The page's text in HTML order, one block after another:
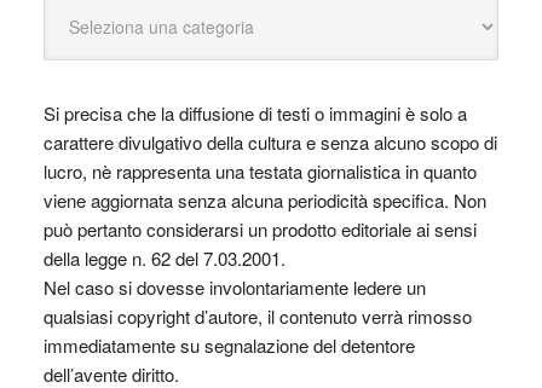
Si precisa che la diffusione di testi o immagini è solo a
carattere divulgativo della cultura e senza alcuno scopo di
lucro, nè rappresenta una testata giornalistica in quanto
viene aggiornata senza alcuna periodicità specifica. Non
può pertanto considerarsi un prodotto editoriale ai sensi
della legge n. 62 del 7.03.2001.
Nel caso si dovesse involontariamente ledere un
qualsiasi copyright d’autore, il contenuto verrà rimosso
immediatamente su segnalazione del detentore
dell’avente diritto.